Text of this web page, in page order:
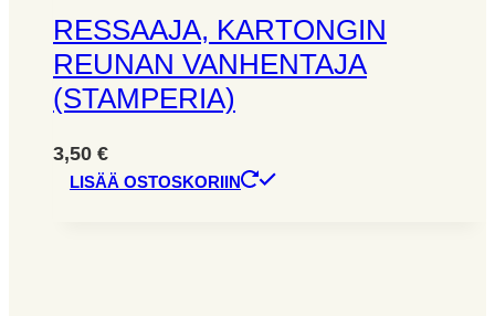
RESSAAJA, KARTONGIN
REUNAN VANHENTAJA
(STAMPERIA)
3,50 €
LISÄÄ OSTOSKORIIN